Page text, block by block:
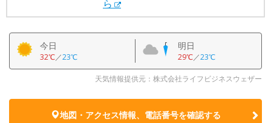
ら
今日
32℃／23℃
明日
29℃／23℃
天気情報提供元：株式会社ライフビジネスウェザー
地図・アクセス情報、電話番号を確認する